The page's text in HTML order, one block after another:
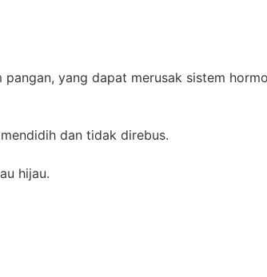
yang dapat merusak sistem
dan tidak direbus.
hijau.